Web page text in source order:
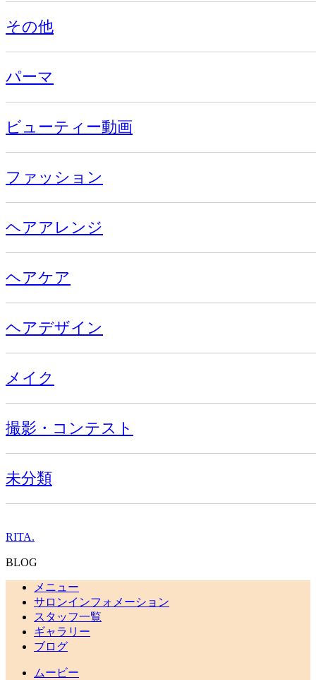
その他
パーマ
ビューティー動画
ファッション
ヘアアレンジ
ヘアケア
ヘアデザイン
メイク
撮影・コンテスト
未分類
RITA.
BLOG
メニュー
サロンインフォメーション
スタッフ一覧
ギャラリー
ブログ
ムービー